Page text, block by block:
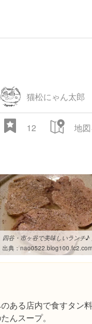
猫松にゃん太郎
12 地
出典： nao0522.blog100.fc2.com/blog-
ある店内で食すタン
んスープ。